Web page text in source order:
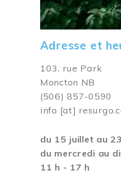
Adresse et
103, rue Park
Moncton NB
(506) 857-0590
info [at]
du 15 juillet au
du mercredi au
11 h - 17 h